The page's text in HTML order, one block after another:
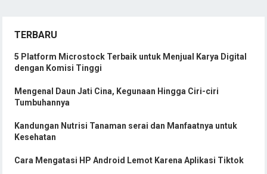
TERBARU
5 Platform Microstock Terbaik untuk Menjual Karya Digital
dengan Komisi Tinggi
Mengenal Daun Jati Cina, Kegunaan Hingga Ciri-ciri
Tumbuhannya
Kandungan Nutrisi Tanaman serai dan Manfaatnya untuk
Kesehatan
Cara Mengatasi HP Android Lemot Karena Aplikasi Tiktok